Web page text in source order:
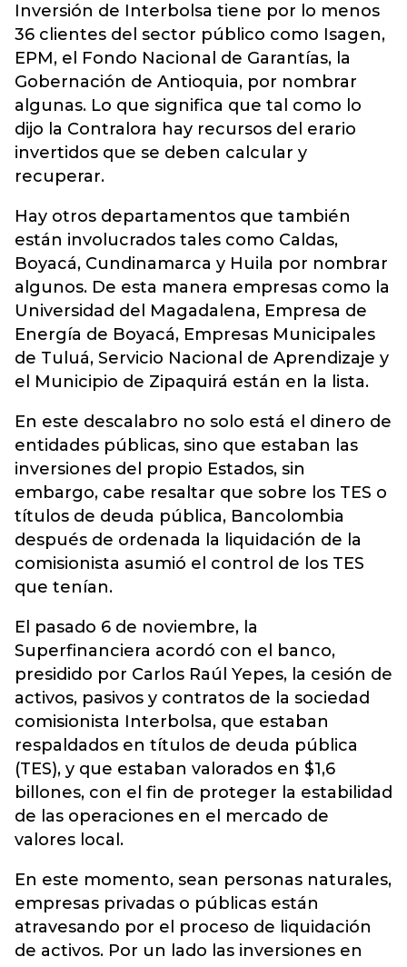
Inversión de Interbolsa tiene por lo menos
36 clientes del sector público como Isagen,
EPM, el Fondo Nacional de Garantías, la
Gobernación de Antioquia, por nombrar
algunas. Lo que significa que tal como lo
dijo la Contralora hay recursos del erario
invertidos que se deben calcular y
recuperar.
Hay otros departamentos que también
están involucrados tales como Caldas,
Boyacá, Cundinamarca y Huila por nombrar
algunos. De esta manera empresas como la
Universidad del Magadalena, Empresa de
Energía de Boyacá, Empresas Municipales
de Tuluá, Servicio Nacional de Aprendizaje y
el Municipio de Zipaquirá están en la lista.
En este descalabro no solo está el dinero de
entidades públicas, sino que estaban las
inversiones del propio Estados, sin
embargo, cabe resaltar que sobre los TES o
títulos de deuda pública, Bancolombia
después de ordenada la liquidación de la
comisionista asumió el control de los TES
que tenían.
El pasado 6 de noviembre, la
Superfinanciera acordó con el banco,
presidido por Carlos Raúl Yepes, la cesión de
activos, pasivos y contratos de la sociedad
comisionista Interbolsa, que estaban
respaldados en títulos de deuda pública
(TES), y que estaban valorados en $1,6
billones, con el fin de proteger la estabilidad
de las operaciones en el mercado de
valores local.
En este momento, sean personas naturales,
empresas privadas o públicas están
atravesando por el proceso de liquidación
de activos. Por un lado las inversiones en